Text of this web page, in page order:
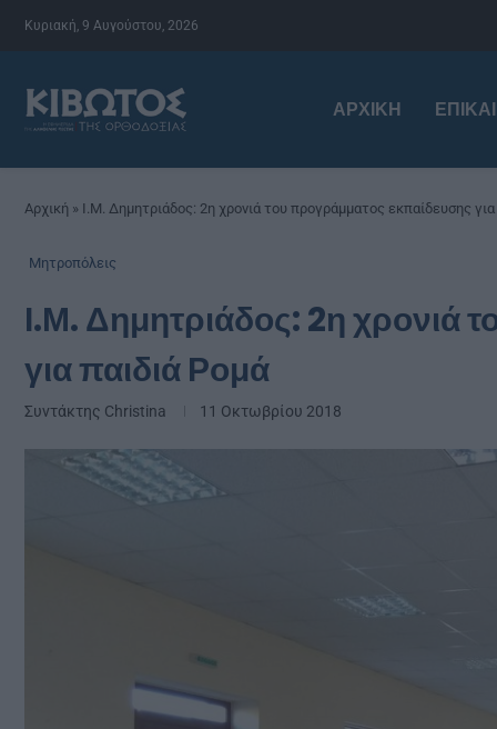
Κυριακή, 9 Αυγούστου, 2026
ΑΡΧΙΚΉ
Αρχική » Ι.Μ. Δημητριάδος: 2η χρονιά του προγράμματος εκπαίδευσης
Μητροπόλεις
Ι.Μ. Δημητριάδος: 2η χρονιά
για παιδιά Ρομά
Συντάκτης Christina 11 Οκτωβρίου 2018